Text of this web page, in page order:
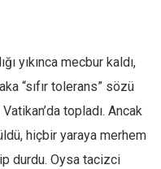
yıkınca mecbur kaldı,
“sıfır tolerans” sözü
topladı. Ancak
hiçbir yaraya merhem
durdu. Oysa tacizci